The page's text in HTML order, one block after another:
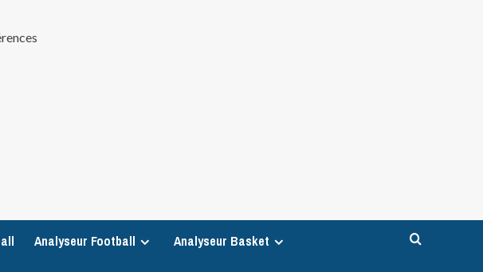
Analyseur Football Analyseur Basket